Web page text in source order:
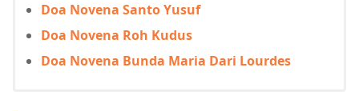
Doa Novena Santo Yusuf
Doa Novena Roh Kudus
Doa Novena Bunda Maria Dari Lourdes